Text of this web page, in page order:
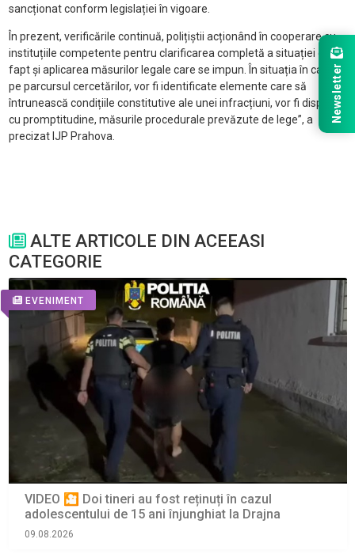
sancționat conform legislației în vigoare.
În prezent, verificările continuă, polițiștii acționând în cooperare cu
instituțiile competente pentru clarificarea completă a situației de
fapt și aplicarea măsurilor legale care se impun. În situația în care,
pe parcursul cercetărilor, vor fi identificate elemente care să
întrunească condițiile constitutive ale unei infracțiuni, vor fi dispuse,
cu promptitudine, măsurile procedurale prevăzute de lege”, a
precizat IJP Prahova.
ALTE ARTICOLE DIN ACEEASI
CATEGORIE
EVENIMENT
VIDEO 🎦 Doi tineri au fost reținuți în cazul
adolescentului de 15 ani înjunghiat la Drajna
09.08.2026
Newsletter